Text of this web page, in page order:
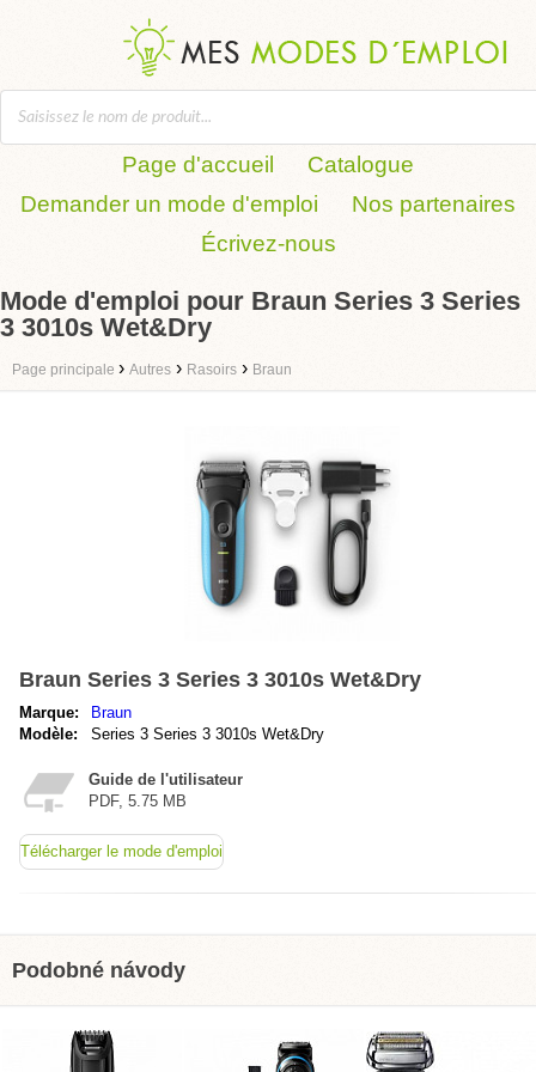
Page d'accueil
Catalogue
Demander un mode d'emploi
Nos partenaires
Écrivez-nous
Mode d'emploi pour Braun Series 3 Series
3 3010s Wet&Dry
Page principale › Autres › Rasoirs › Braun
Braun Series 3 Series 3 3010s Wet&Dry
Marque:
Braun
Modèle:
Series 3 Series 3 3010s Wet&Dry
Guide de l'utilisateur
PDF, 5.75 MB
Télécharger le mode d'emploi
Podobné návody